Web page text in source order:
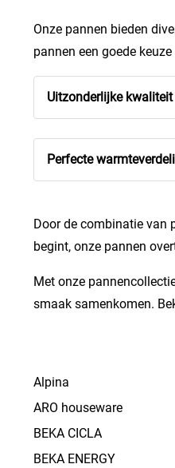
Onze pannen bieden
pannen een goede keuze
Uitzonderlijke kwaliteit
Perfecte
Door de combinatie van
begint, onze pannen
Met onze
smaak samenkomen.
Alpina
ARO houseware
BEKA CICLA
BEKA ENERGY